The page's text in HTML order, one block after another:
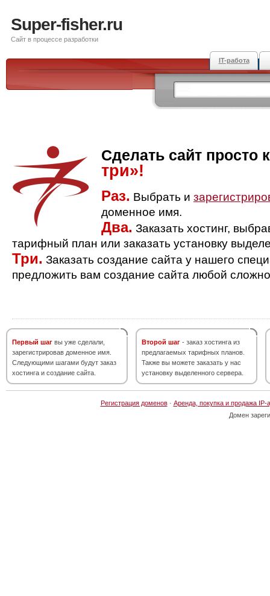
Super-fisher.ru
Сайт в процессе разработки
IT-работа
Сделать сайт просто
три»!
Раз. Выбрать и
доменное имя.
Два. Заказать хостинг,
тарифный план или заказать установку
Три. Заказать создание сайта у нашего
предложить вам создание сайта любой
Первый шаг вы уже сделали,
зарегистрировав доменное имя.
Следующими шагами будут заказ
хостинга и создание сайта.
Второй шаг - заказ хостинга из
предлагаемых тарифных планов.
Также вы можете заказать у нас
установку выделенного сервера.
Регистрация доменов· Аренда, покупка и продажа IP-
Домен